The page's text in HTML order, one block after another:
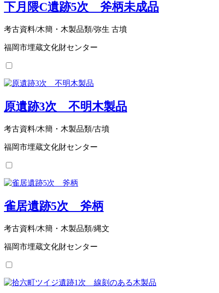
下月隈C遺跡5次 斧柄未成品
考古資料/木簡・木製品類/弥生 古墳
福岡市埋蔵文化財センター
原遺跡3次 不明木製品
考古資料/木簡・木製品類/古墳
福岡市埋蔵文化財センター
雀居遺跡5次 斧柄
考古資料/木簡・木製品類/縄文
福岡市埋蔵文化財センター